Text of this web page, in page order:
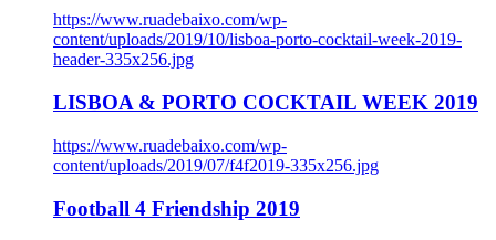
https://www.ruadebaixo.com/wp-
content/uploads/2019/10/lisboa-porto-cocktail-week-2019-
header-335x256.jpg
LISBOA & PORTO COCKTAIL WEEK 2019
https://www.ruadebaixo.com/wp-
content/uploads/2019/07/f4f2019-335x256.jpg
Football 4 Friendship 2019